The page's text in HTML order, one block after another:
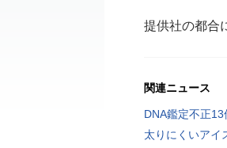
提供社の都合
関連ニュース
DNA鑑定不正
太りにくいアイ